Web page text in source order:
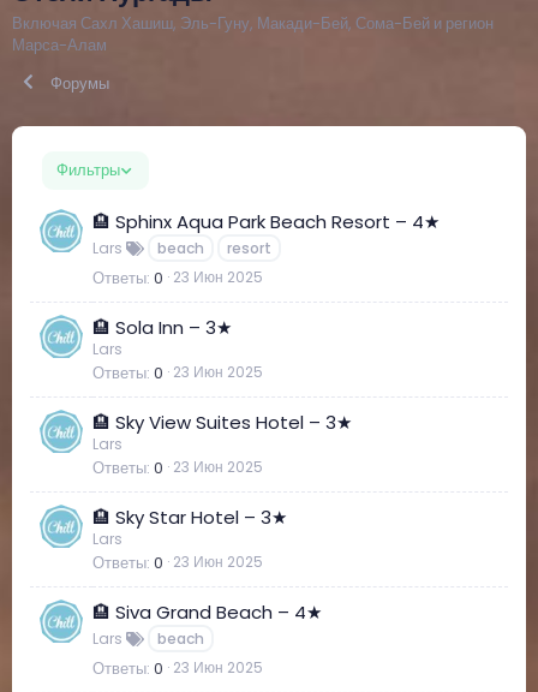
Включая Сахл Хашиш, Эль-Гуну, Макади-Бей, Сома-Бей и регион
Марса-Алам
Форумы
Фильтры
🏨 Sphinx Aqua Park Beach Resort – 4★
Lars beach resort
Ответы 0 23 Июн 2025
🏨 Sola Inn – 3★
Lars
Ответы 0 23 Июн 2025
🏨 Sky View Suites Hotel – 3★
Lars
Ответы 0 23 Июн 2025
🏨 Sky Star Hotel – 3★
Lars
Ответы 0 23 Июн 2025
🏨 Siva Grand Beach – 4★
Lars beach
Ответы 0 23 Июн 2025